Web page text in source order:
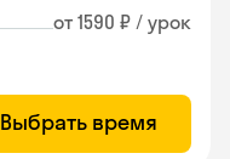
от 1590 ₽ / урок
Выбрать время